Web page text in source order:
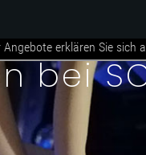
bei
erklären Sie